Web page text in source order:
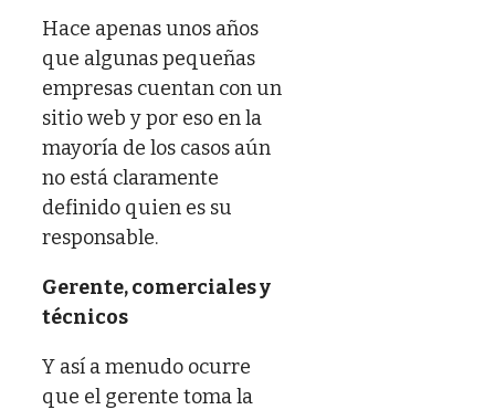
Hace apenas unos años
que algunas pequeñas
empresas cuentan con un
sitio web y por eso en la
mayoría de los casos aún
no está claramente
definido quien es su
responsable.
Gerente, comerciales y
técnicos
Y así a menudo ocurre
que el gerente toma la